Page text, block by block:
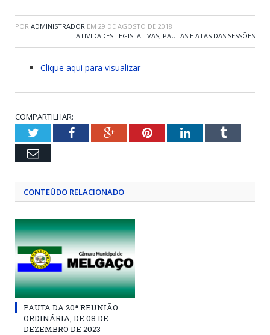
POR ADMINISTRADOR EM 29 DE AGOSTO DE 2018
ATIVIDADES LEGISLATIVAS, PAUTAS E ATAS DAS SESSÕES
Clique aqui para visualizar
COMPARTILHAR:
TwitterFacebookGoogle+PinterestLinkedInTumblr
Email
CONTEÚDO RELACIONADO
PAUTA DA 20ª REUNIÃO
ORDINÁRIA, DE 08 DE
DEZEMBRO DE 2023